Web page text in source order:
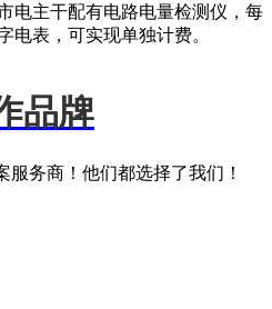
电主干配有电路电量检测仪，每
电表，可实现单独计费。
品牌
服务商！他们都选择了我们！